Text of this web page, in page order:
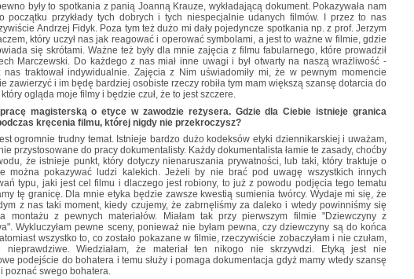
były to spotkania z panią Joanną Krauze, wykładającą dokument. Pokazywała nam
początku przykłady tych dobrych i tych niespecjalnie udanych filmów. I przez to nas
Andrzej Fidyk. Poza tym też dużo mi dały pojedyncze spotkania np. z prof. Jerzym
który uczył nas jak reagować i operować symbolami, a jest to ważne w filmie, gdzie
się skrótami. Ważne też były dla mnie zajęcia z filmu fabularnego, które prowadził
Marczewski. Do każdego z nas miał inne uwagi i był otwarty na naszą wrażliwość -
nas traktował indywidualnie. Zajęcia z Nim uświadomiły mi, że w pewnym momencie
zawierzyć i im będę bardziej osobiste rzeczy robiła tym mam większą szansę dotarcia do
który ogląda moje filmy i będzie czuł, że to jest szczere.
magisterską o etyce w zawodzie reżysera. Gdzie dla Ciebie istnieje granica
kręcenia filmu, której nigdy nie przekroczysz?
ogromnie trudny temat. Istnieje bardzo dużo kodeksów etyki dziennikarskiej i uważam,
przystosowane do pracy dokumentalisty. Każdy dokumentalista łamie te zasady, choćby
że istnieje punkt, który dotyczy nienaruszania prywatności, lub taki, który traktuje o
można pokazywać ludzi kalekich. Jeżeli by nie brać pod uwagę wszystkich innych
typu, jaki jest cel filmu i dlaczego jest robiony, to już z powodu podjęcia tego tematu
tę granicę. Dla mnie etyka będzie zawsze kwestią sumienia twórcy. Wydaje mi się, że
z nas taki moment, kiedy czujemy, że zabrnęliśmy za daleko i wtedy powinniśmy się
montażu z pewnych materiałów. Miałam tak przy pierwszym filmie "Dziewczyny z
Wykluczyłam pewne sceny, ponieważ nie byłam pewna, czy dziewczyny są do końca
wszystko to, co zostało pokazane w filmie, rzeczywiście zobaczyłam i nie czułam,
Wiedziałam, że materiał ten nikogo nie skrzywdzi. Etyką jest nie
podejście do bohatera i temu służy i pomaga dokumentacja gdyż mamy wtedy szansę
poznać swego bohatera.